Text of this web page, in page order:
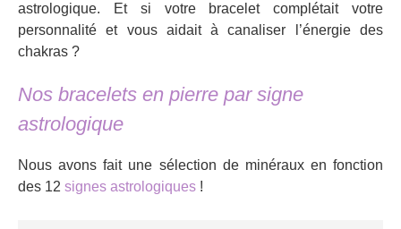
astrologique. Et si votre bracelet complétait votre
personnalité et vous aidait à canaliser l’énergie des
chakras ?
Nos bracelets en pierre par signe
astrologique
Nous avons fait une sélection de minéraux en fonction
des 12 signes astrologiques !